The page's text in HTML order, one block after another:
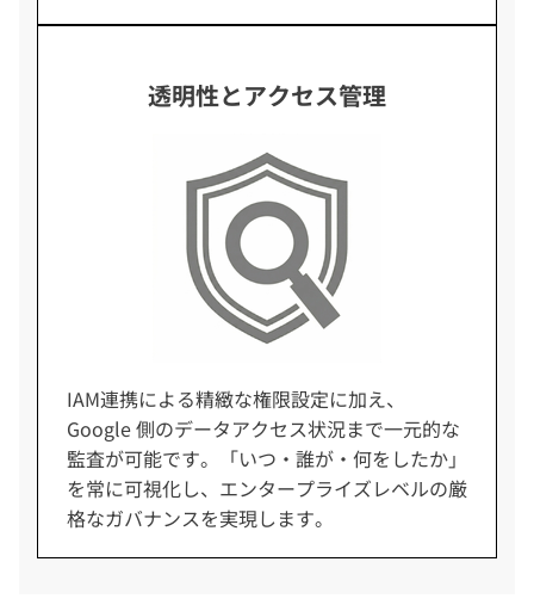
透明性とアクセス管理
IAM連携による精緻な権限設定に加え、
Google 側のデータアクセス状況まで一元的な
監査が可能です。「いつ・誰が・何をしたか」
を常に可視化し、エンタープライズレベルの厳
格なガバナンスを実現します。